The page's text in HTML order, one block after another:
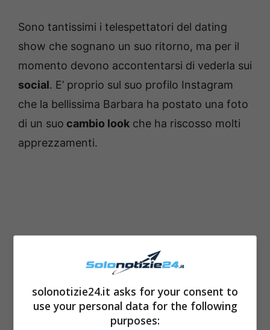
Sono tantissimi i telespettatori del dating
show che sognano un suo ritorno, ma per il
momento devono accontentarsi di vederla sui
social. E’ proprio sul suo profilo Instagram
che la bellissima Barbara ha postato una foto
di un suo cambio look che ha riscosso molti
apprezzamenti.
solonotizie24.it asks for your consent to
use your personal data for the following
purposes: